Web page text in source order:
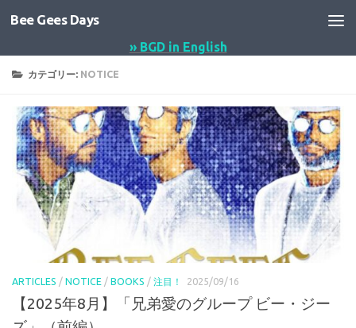
コンテンツへスキップ
Bee Gees Days
» BGD in English
カテゴリー: NOTICE
ARTICLES / NOTICE / BOOKS / 注目！ 2025/09/16
【2025年8月】「兄弟愛のグループ ビー・ジー